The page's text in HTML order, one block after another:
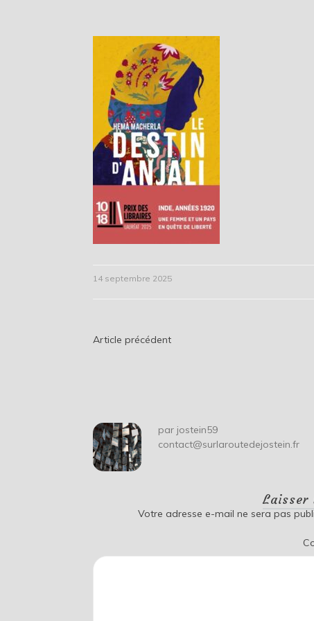
14 septembre 2025
Navigation
Article précédent
par jostein59
contact@surlaroutedejostein.fr
Laisser
Votre adresse e-mail ne sera pas